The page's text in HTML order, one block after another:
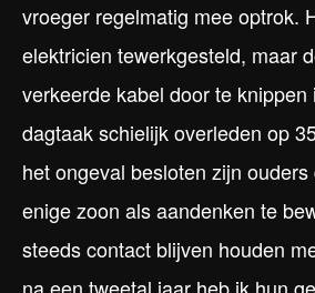
vroeger regelmatig mee optrok.
elektricien tewerkgesteld, maar
verkeerde kabel door te knippen
dagtaak schielijk overleden op
het ongeval besloten zijn
enige zoon als aandenken te
steeds contact blijven houden